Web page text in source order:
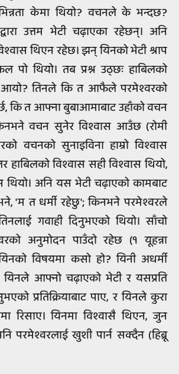
केमा थियो? वचनले के भन्दछ?
उत्तम भेटी चढ़ाएका रहेछन्। अनि
थिएन रहेछ। झन् यिनको भेटी श्राप
पो थियो। तब प्रश्न उठ्छः हाबिलको
आयो? तिनले कि त आफैले परमेश्वरको
कि त आफ्ना बुबाआमाबाट उहाँको वचन
वचन सुनेर विश्वास आउँछ (रोमी
वचनको सुनाइविना हाम्रो विश्वास
हाबिलको विश्वास सही विश्वास थियो,
थियो। अनि यस भेटी चढ़ाएको कामबाट
'म त धर्मी रहेछु'; किनभने परमेश्वरले
गवाही दिनुभएको थियो। साँचो
अनुमोदन पाउँदो रहेछ (१ यूहन्ना
विषयमा कसो हो? यिनी अधर्मी
यिनले आफ्नो चढ़ाएको भेटी र यसप्रति
प्रतिक्रियाबाट पाए, र यिनले कुरा
रिसाए। यिनमा विश्वासै थिएन, जुन
परमेश्वरलाई खुशी पार्न सक्दैन (हिब्रू